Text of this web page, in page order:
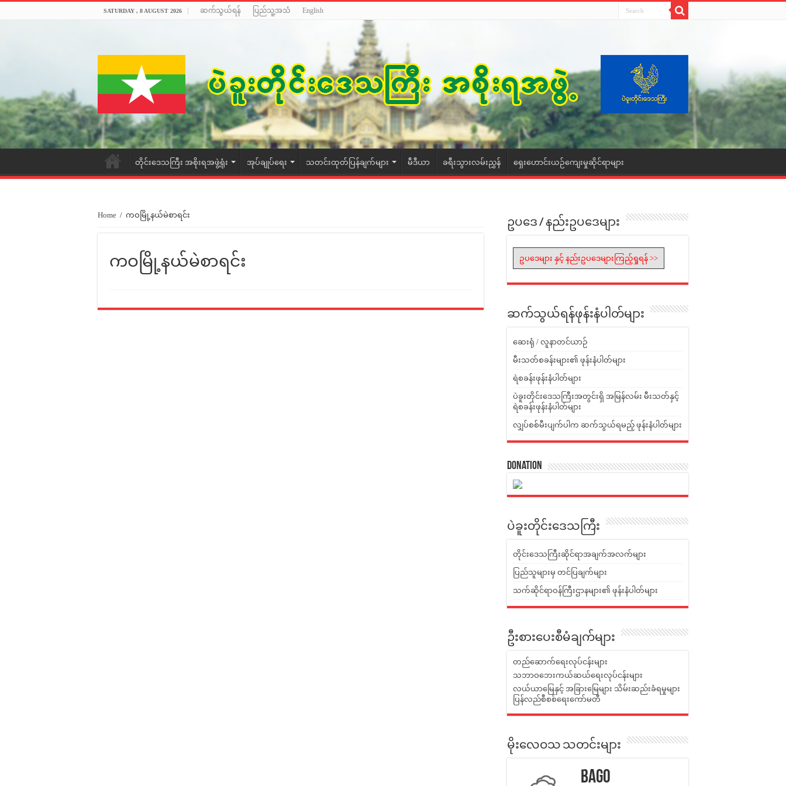
SATURDAY , 8 AUGUST 2026 ဆက်သွယ်ရန် ပြည်သူ့အသံ English
တိုင်းဒေသကြီး အစိုးရအဖွဲ့ရုံး အုပ်ချုပ်ရေး သတင်းထုတ်ပြန်ချက်များ မီဒီယာ ခရီးသွားလမ်းညွှန် ရှေးဟောင်းယဉ်ကျေးမှုဆိုင်ရာများ
Home / ကဝမြို့နယ်မဲစာရင်း
ကဝမြို့နယ်မဲစာရင်း
ဥပဒေ / နည်းဥပဒေများ
ဥပဒေများ နှင့် နည်းဥပဒေများကြည့်ရှုရန် >>
ဆက်သွယ်ရန်ဖုန်းနံပါတ်များ
ဆေးရုံ / လူနာတင်ယာဉ်
မီးသတ်စခန်းများ၏ ဖုန်းနံပါတ်များ
ရဲစခန်းဖုန်းနံပါတ်များ
ပဲခူးတိုင်းဒေသကြီးအတွင်းရှိ အမြန်လမ်း မီးသတ်နှင့်
ရဲစခန်းဖုန်းနံပါတ်များ
လျှပ်စစ်မီးပျက်ပါက ဆက်သွယ်ရမည့် ဖုန်းနံပါတ်များ
Donation
ပဲခူးတိုင်းဒေသကြီး
တိုင်းဒေသကြီးဆိုင်ရာအချက်အလက်များ
ပြည်သူများမှ တင်ပြချက်များ
သက်ဆိုင်ရာဝန်ကြီးဌာနများ၏ ဖုန်းနံပါတ်များ
ဦးစားပေးစီမံချက်များ
တည်ဆောက်ရေးလုပ်ငန်းများ
သဘာဝဘေးကယ်ဆယ်ရေးလုပ်ငန်းများ
လယ်ယာမြေနှင့် အခြားမြေများ သိမ်းဆည်းခံရမှုများ
ပြန်လည်စီစစ်ရေးကော်မတီ
မိုးလေဝသ သတင်းများ
Bago